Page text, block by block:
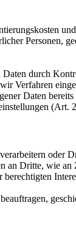
Personen,
durch
Verfahren
Daten
(Art.
an Dritte, wie